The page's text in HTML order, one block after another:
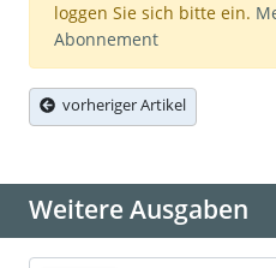
loggen Sie sich bitte ein.
Abonnement
vorheriger Artikel
Weitere Ausgaben